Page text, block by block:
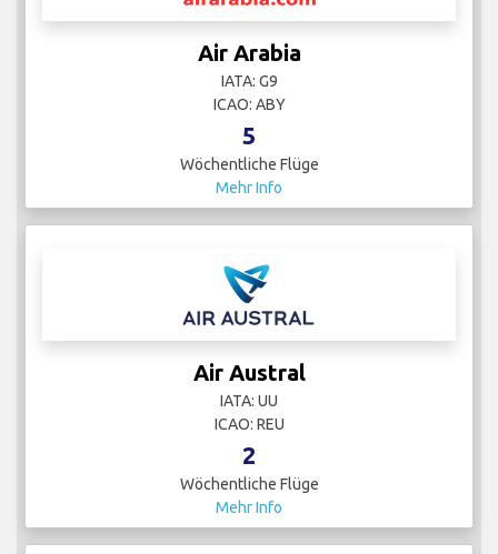
Air Arabia
IATA: G9
ICAO: ABY
5
Wöchentliche Flüge
Mehr Info
Air Austral
IATA: UU
ICAO: REU
2
Wöchentliche Flüge
Mehr Info